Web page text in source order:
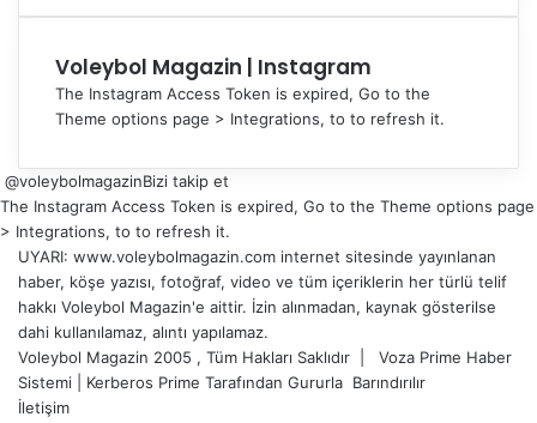
Voleybol Magazin | Instagram
The Instagram Access Token is expired, Go to the
Theme options page > Integrations, to to refresh it.
@voleybolmagazinBizi takip et
The Instagram Access Token is expired, Go to the Theme options page
> Integrations, to to refresh it.
UYARI: www.voleybolmagazin.com internet sitesinde yayınlanan
haber, köşe yazısı, fotoğraf, video ve tüm içeriklerin her türlü telif
hakkı Voleybol Magazin'e aittir. İzin alınmadan, kaynak gösterilse
dahi kullanılamaz, alıntı yapılamaz.
Voleybol Magazin 2005 , Tüm Hakları Saklıdır | Voza Prime Haber
Sistemi
Kerberos Prime Tarafından Gururla Barındırılır
İletişim